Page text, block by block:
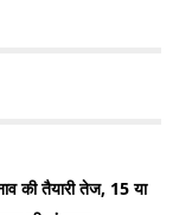
की तैयारी तेज, 15 या